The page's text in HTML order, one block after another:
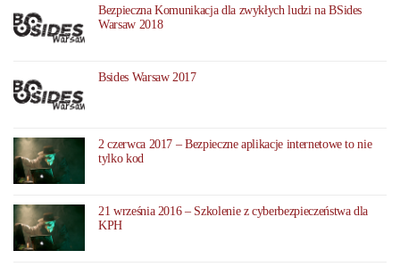
Bezpieczna Komunikacja dla zwykłych ludzi na BSides
Warsaw 2018
Bsides Warsaw 2017
2 czerwca 2017 – Bezpieczne aplikacje internetowe to nie
tylko kod
21 września 2016 – Szkolenie z cyberbezpieczeństwa dla
KPH